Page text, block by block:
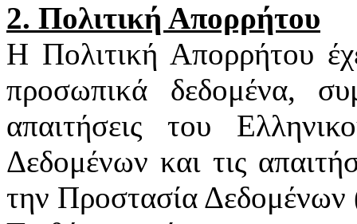
2. Πολιτική Απορρήτου
Η Πολιτική Απορρήτου
προσωπικά δεδομένα,
απαιτήσεις του
Δεδομένων και τις
την Προστασία